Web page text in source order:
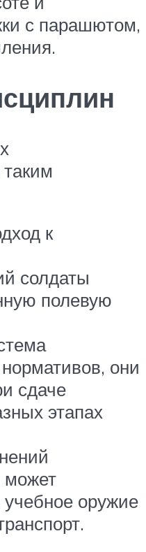
с парашютом,
к
солдаты
полевую
они
сдаче
этапах
может
учебное оружие